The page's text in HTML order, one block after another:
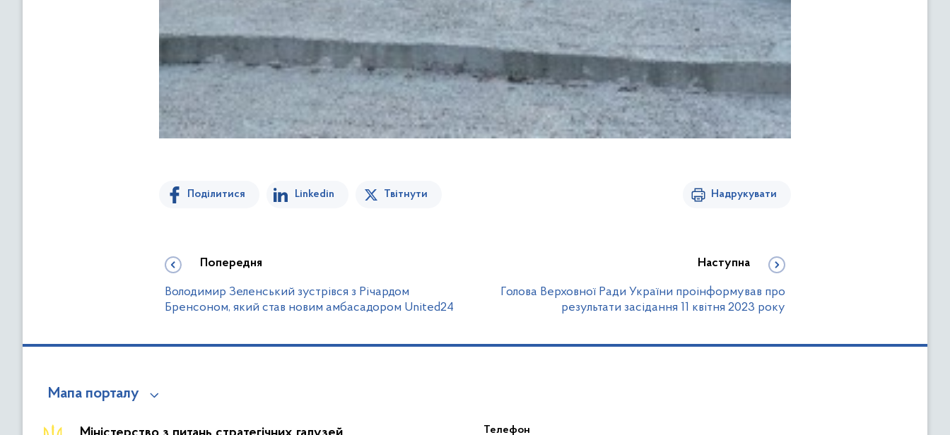
Поділитися Linkedin Твітнути Надрукувати
Попередня
Володимир Зеленський зустрівся з Річардом
Бренсоном, який став новим амбасадором United24
Наступна
Голова Верховної Ради України проінформував про
результати засідання 11 квітня 2023 року
Мапа порталу
Телефон